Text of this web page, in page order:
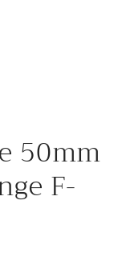
50mm
F-